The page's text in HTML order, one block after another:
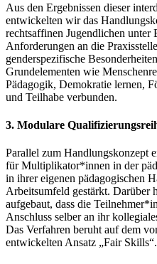
Aus den Ergebnissen dieser
entwickelten wir das
rechtsaffinen Jugendlichen
Anforderungen an die
genderspezifische
Grundelementen wie
Pädagogik, Demokratie lernen,
und Teilhabe verbunden.
3. Modulare
Parallel zum Handlungskonzept
für Multiplikator*innen in der
in ihrer eigenen pädagogischen
Arbeitsumfeld gestärkt. Darüber
aufgebaut, dass die
Anschluss selber an ihr
Das Verfahren beruht auf dem
entwickelten Ansatz „Fair Skills“.